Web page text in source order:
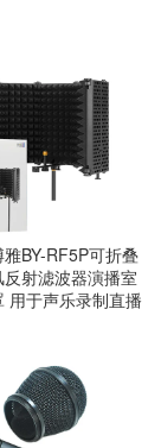
BY-RF5P可折叠
射滤波器演播室
用于声乐录制直播